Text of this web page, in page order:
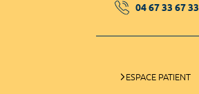
04 67 33 67 33
ESPACE PATIENT